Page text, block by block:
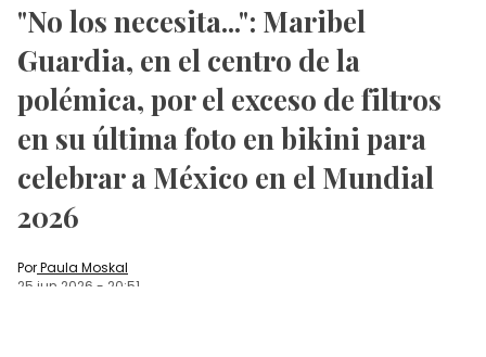
"No los necesita...": Maribel
Guardia, en el centro de la
polémica, por el exceso de filtros
en su última foto en bikini para
celebrar a México en el Mundial
2026
PorPaula Moskal
25 jun 2026 - 20:51